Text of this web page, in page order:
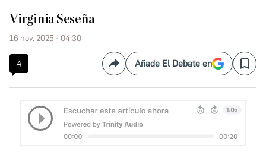
Virginia Seseña
16 nov. 2025 - 04:30
4 CompartirAñade El Debate en Save